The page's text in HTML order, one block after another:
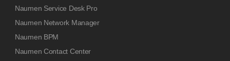
Naumen Service Desk Pro
Naumen Network Manager
Naumen BPM
Naumen Contact Center